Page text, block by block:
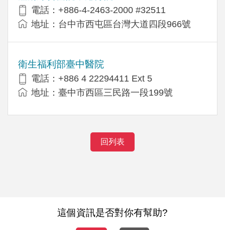
電話：+886-4-2463-2000 #32511
地址：台中市西屯區台灣大道四段966號
衛生福利部臺中醫院
電話：+886 4 22294411 Ext 5
地址：臺中市西區三民路一段199號
回列表
這個資訊是否對你有幫助?